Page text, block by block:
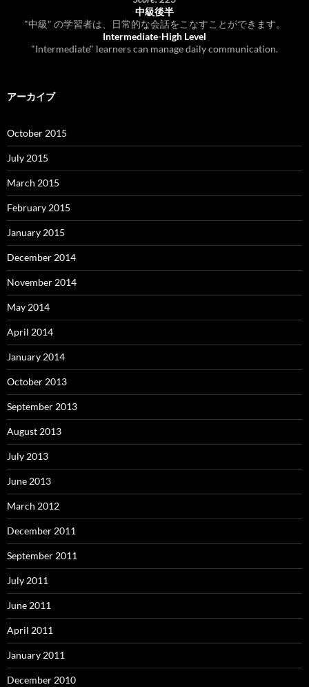
中級後半
"中級" の学習者は、日常的な会話をこなすことができます。
Intermediate-High Level
"Intermediate" learners can manage daily communication.
アーカイブ
October 2015
July 2015
March 2015
February 2015
January 2015
December 2014
November 2014
May 2014
April 2014
January 2014
October 2013
September 2013
August 2013
July 2013
June 2013
March 2012
December 2011
September 2011
July 2011
June 2011
April 2011
January 2011
December 2010